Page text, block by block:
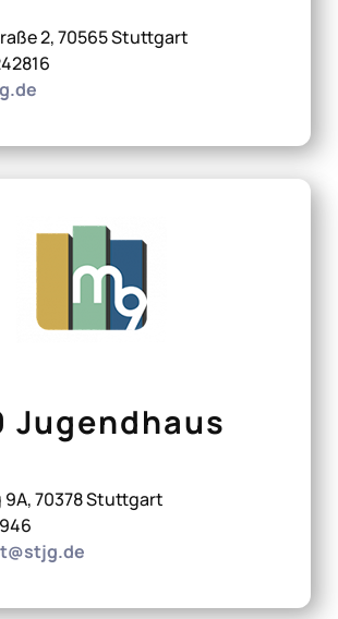
2, 70565 Stuttgart
Jugendhaus
9A, 70378 Stuttgart